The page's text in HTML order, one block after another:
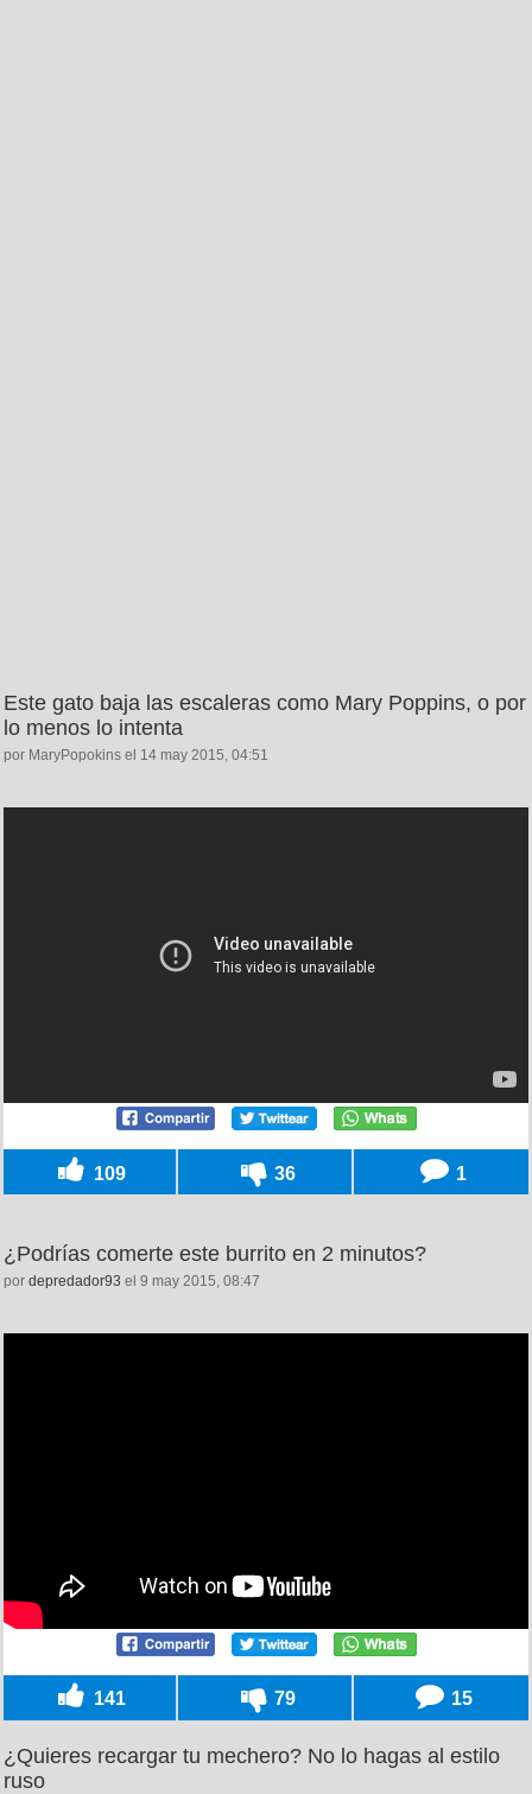
Este gato baja las escaleras como Mary Poppins, o por
lo menos lo intenta
por MaryPopokins el 14 may 2015, 04:51
109 36 1
¿Podrías comerte este burrito en 2 minutos?
por depredador93 el 9 may 2015, 08:47
141 79 15
¿Quieres recargar tu mechero? No lo hagas al estilo
ruso